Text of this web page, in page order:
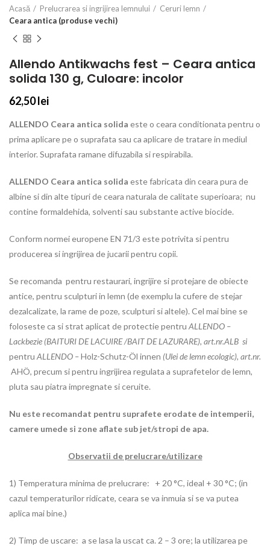
Acasă Prelucrarea si ingrijirea lemnului
Ceruri lemn
Ceara antica (produse vechi)
Allendo Antikwachs fest – Ceara antica
solida 130 g, Culoare: incolor
62,50lei
ALLENDO Ceara antica solida este o ceara conditionata pentru o
prima aplicare pe o suprafata sau ca aplicare de tratare in mediul
interior. Suprafata ramane difuzabila si respirabila.
ALLENDO Ceara antica solida este fabricata din ceara pura de
albine si din alte tipuri de ceara naturala de calitate superioara; nu
contine formaldehida, solventi sau substante active biocide.
Conform normei europene EN 71/3 este potrivita si pentru
producerea si ingrijirea de jucarii pentru copii.
Se recomanda pentru restaurari, ingrijire si protejare de obiecte
antice, pentru sculpturi in lemn (de exemplu la cufere de stejar
dezalcalizate, la rame de poze, sculpturi si altele). Cel mai bine se
foloseste ca si strat aplicat de protectie pentru ALLENDO –
Lackbezie (BAITURI DE LACUIRE /BAIT DE LAZURARE), art.nr.ALB si
pentru ALLENDO –Holz-Schutz-Öl innen (Ulei de lemn ecologic), art.nr.
AHÖ, precum si pentru ingrijirea regulata a suprafetelor de lemn,
pluta sau piatra impregnate si ceruite.
Nu este recomandat pentru suprafete erodate de intemperii,
camere umede si zone aflate sub jet/stropi de apa.
Observatii de prelucrare/utilizare
1) Temperatura minima de prelucrare: + 20 °C, ideal + 30 °C; (in
cazul temperaturilor ridicate, ceara se va inmuia si se va putea
aplica mai bine.)
2) Timp de uscare: a se lasa la uscat ca. 2 – 3 ore; la utilizarea pe